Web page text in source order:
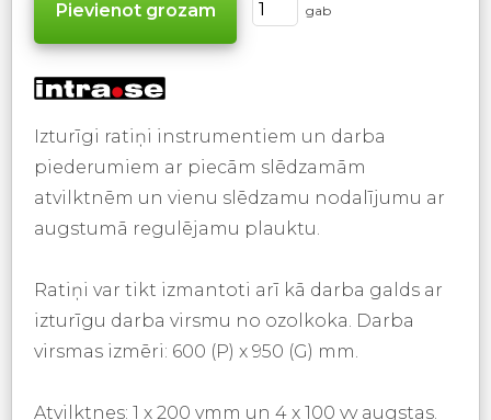
gab
Izturīgi ratiņi instrumentiem un darba
piederumiem ar piecām slēdzamām
atvilktnēm un vienu slēdzamu nodalījumu ar
augstumā regulējamu plauktu.
Ratiņi var tikt izmantoti arī kā darba galds ar
izturīgu darba virsmu no ozolkoka. Darba
virsmas izmēri: 600 (P) x 950 (G) mm.
Atvilktnes: 1 x 200 vmm un 4 x 100 vv augstas.